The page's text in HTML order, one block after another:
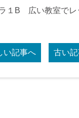
１B 広い教室でレ
い記事へ 古い